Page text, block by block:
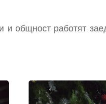
общност работят